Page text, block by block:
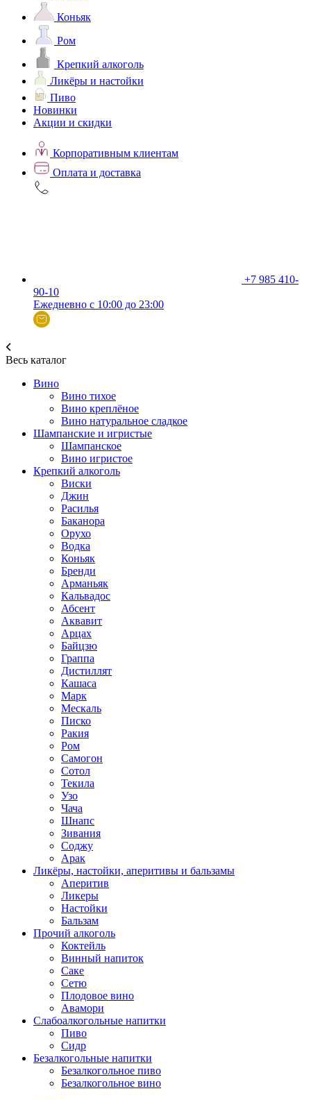
Коньяк
Ром
Крепкий алкоголь
Ликёры и настойки
Пиво
Новинки
Акции и скидки
Корпоративным клиентам
Оплата и доставка
+7 985 410-
90-10
Ежедневно с 10:00 до 23:00
Весь каталог
Вино
Вино тихое
Вино креплёное
Вино натуральное сладкое
Шампанские и игристые
Шампанское
Вино игристое
Крепкий алкоголь
Виски
Джин
Расилья
Баканора
Орухо
Водка
Коньяк
Бренди
Арманьяк
Кальвадос
Абсент
Аквавит
Арцах
Байцзю
Граппа
Дистиллят
Кашаса
Марк
Мескаль
Писко
Ракия
Ром
Самогон
Сотол
Текила
Узо
Чача
Шнапс
Зивания
Соджу
Арак
Ликёры, настойки, аперитивы и бальзамы
Аперитив
Ликеры
Настойки
Бальзам
Прочий алкоголь
Коктейль
Винный напиток
Саке
Сетю
Плодовое вино
Авамори
Слабоалкогольные напитки
Пиво
Сидр
Безалкогольные напитки
Безалкогольное пиво
Безалкогольное вино